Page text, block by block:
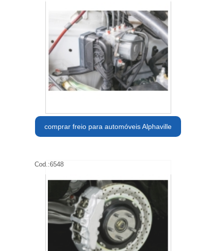
comprar freio para automóveis Alphaville
Cod.:6548